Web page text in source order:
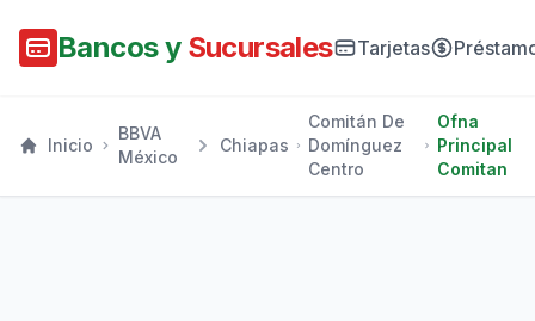
Bancos y Sucursales Tarjetas
Inicio
BBVA
México
Chiapas
Comitán De
Domínguez
Centro
Ofna
Principal
Comitan